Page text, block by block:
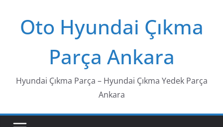
contentOto Hyundai Çıkma
Parça Ankara
Hyundai Çıkma Parça – Hyundai Çıkma Yedek Parça
Ankara